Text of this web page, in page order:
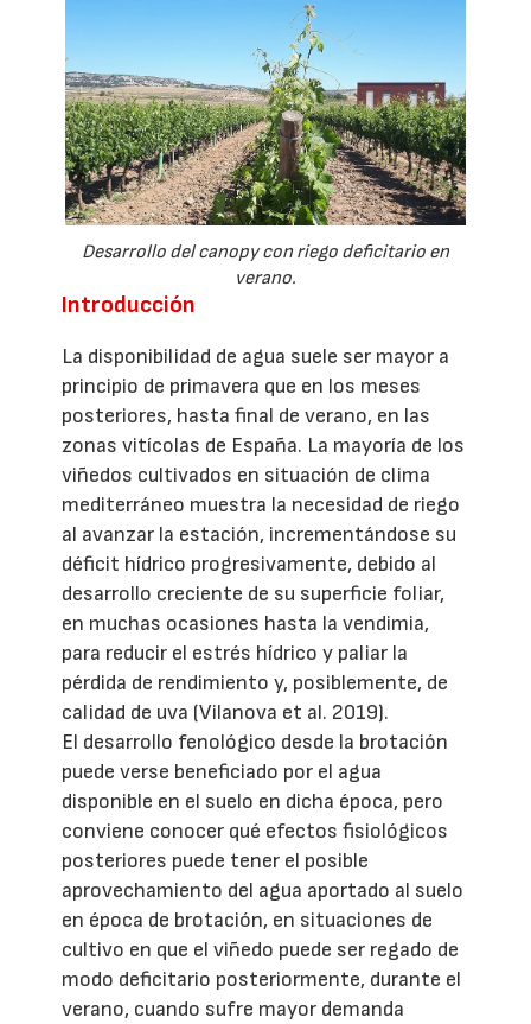
Desarrollo del canopy con riego deficitario en
verano.
Introducción
La disponibilidad de agua suele ser mayor a
principio de primavera que en los meses
posteriores, hasta final de verano, en las
zonas vitícolas de España. La mayoría de los
viñedos cultivados en situación de clima
mediterráneo muestra la necesidad de riego
al avanzar la estación, incrementándose su
déficit hídrico progresivamente, debido al
desarrollo creciente de su superficie foliar,
en muchas ocasiones hasta la vendimia,
para reducir el estrés hídrico y paliar la
pérdida de rendimiento y, posiblemente, de
calidad de uva (Vilanova et al. 2019).
El desarrollo fenológico desde la brotación
puede verse beneficiado por el agua
disponible en el suelo en dicha época, pero
conviene conocer qué efectos fisiológicos
posteriores puede tener el posible
aprovechamiento del agua aportado al suelo
en época de brotación, en situaciones de
cultivo en que el viñedo puede ser regado de
modo deficitario posteriormente, durante el
verano, cuando sufre mayor demanda